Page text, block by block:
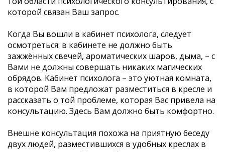
которой связан Ваш запрос.
Когда Вы вошли в кабинет психолога, следует
осмотреться: в кабинете не должно быть
зажжённых свечей, ароматических шаров, дыма, – с
Вами не должны совершать никаких магических
обрядов. Кабинет психолога – это уютная комната,
в которой Вам предложат разместиться в кресле и
рассказать о той проблеме, которая Вас привела на
консультацию. Здесь Вам должно быть комфортно.
Внешне консультация похожа на приятную беседу
двух людей, разместившихся в удобных креслах в